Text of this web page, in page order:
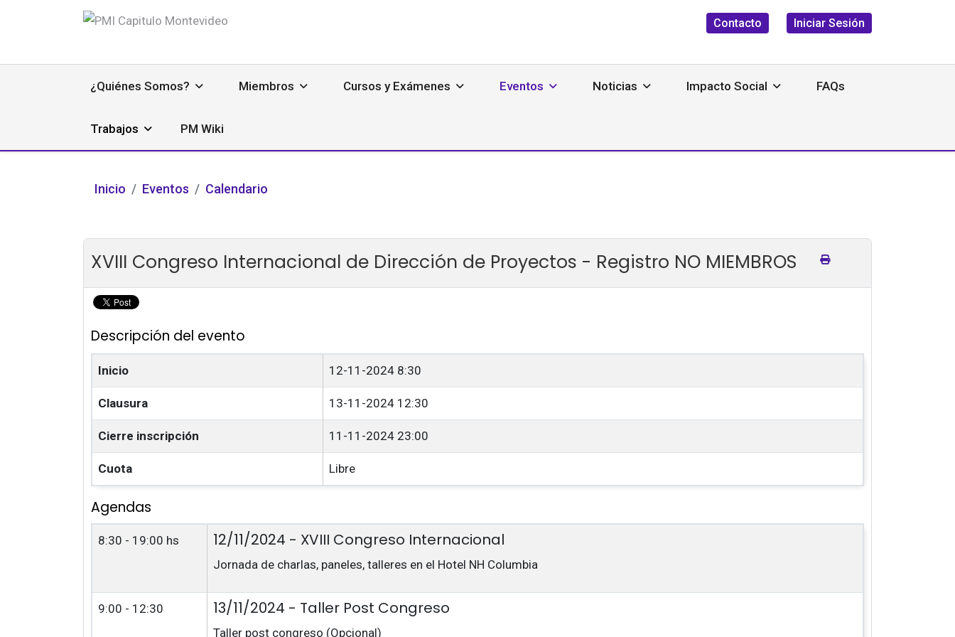
Contacto Iniciar Sesión
¿Quiénes Somos? Miembros Cursos y Exámenes Eventos Noticias Impacto Social FAQs
Trabajos PM Wiki
Inicio Eventos Calendario
XVIII Congreso Internacional de Dirección de Proyectos - Registro NO MIEMBROS
Descripción del evento
Inicio 12-11-2024 8:30
Clausura 13-11-2024 12:30
Cierre inscripción 11-11-2024 23:00
Cuota Libre
Agendas
8:30 - 19:00 hs 12/11/2024 - XVIII Congreso Internacional
Jornada de charlas, paneles, talleres en el Hotel NH Columbia
9:00 - 12:30 13/11/2024 - Taller Post Congreso
Taller post congreso (Opcional)